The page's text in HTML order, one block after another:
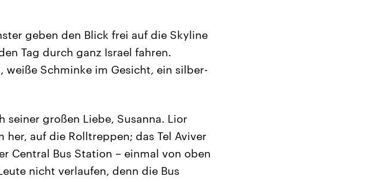
geben den Blick frei auf die Skyline
Tag durch ganz Israel fahren.
weiße Schminke im Gesicht, ein silber-
seiner großen Liebe, Susanna. Lior
auf die Rolltreppen; das Tel Aviver
Central Bus Station – einmal von oben
nicht verlaufen, denn die Bus